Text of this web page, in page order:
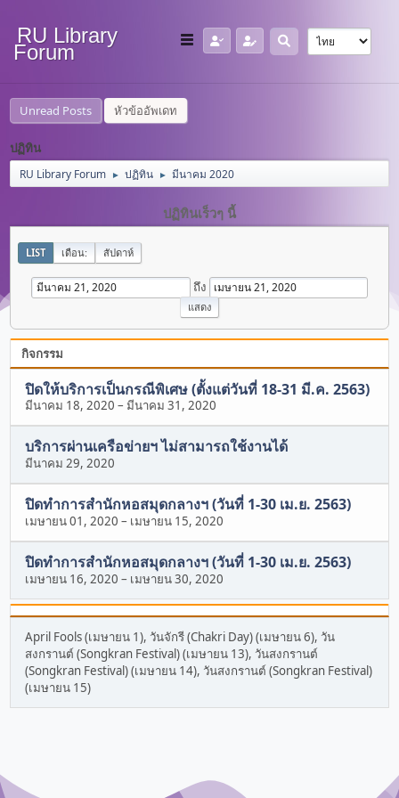
RU Library
Forum
Unread Posts หัวข้ออัพเดท
ปฏิทิน
RU Library Forum ► ปฏิทิน ► มีนาคม 2020
ปฏิทินเร็วๆ นี้
LIST เดือน: สัปดาห์
ถึง
กิจกรรม
ปิดให้บริการเป็นกรณีพิเศษ (ตั้งแต่วันที่ 18-31 มี.ค. 2563)
มีนาคม 18, 2020 –มีนาคม 31, 2020
บริการผ่านเครือข่ายฯ ไม่สามารถใช้งานได้
มีนาคม 29, 2020
ปิดทำการสำนักหอสมุดกลางฯ (วันที่ 1-30 เม.ย. 2563)
เมษายน 01, 2020 – เมษายน 15, 2020
ปิดทำการสำนักหอสมุดกลางฯ (วันที่ 1-30 เม.ย. 2563)
เมษายน 16, 2020 – เมษายน 30, 2020
April Fools (เมษายน 1), วันจักรี (Chakri Day) (เมษายน 6), วัน
สงกรานต์ (Songkran Festival) (เมษายน 13), วันสงกรานต์
(Songkran Festival) (เมษายน 14), วันสงกรานต์ (Songkran Festival)
(เมษายน 15)